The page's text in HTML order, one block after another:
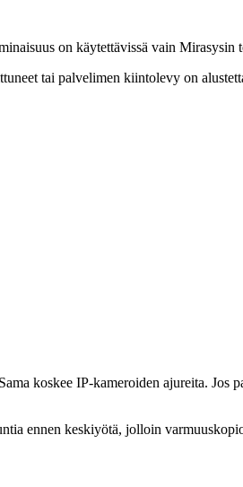
on käytettävissä vain Mirasysin
tai palvelimen kiintolevy on
koskee IP-kameroiden ajureita. Jos
ennen keskiyötä, jolloin